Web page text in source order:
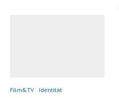
Film&TV Identität